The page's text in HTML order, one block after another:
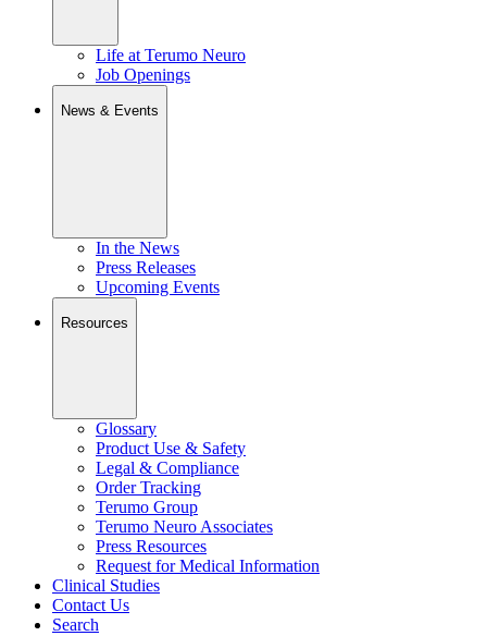
Life at Terumo Neuro
Job Openings
News & Events
In the News
Press Releases
Upcoming Events
Resources
Glossary
Product Use & Safety
Legal & Compliance
Order Tracking
Terumo Group
Terumo Neuro Associates
Press Resources
Request for Medical Information
Clinical Studies
Contact Us
Search